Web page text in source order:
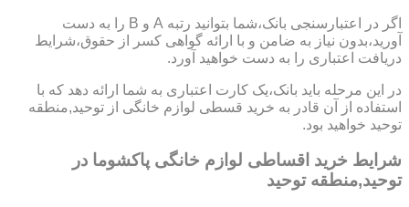
اگر در اعتبارسنجی بانک،شما بتوانید رتبه A و B را به دست
آورید،بدون نیاز به ضامن و با ارائه گواهی کسر از حقوق،شرایط
دریافت اعتباری را به دست خواهید آورد.
در این مرحله باید بانک،یک کارت اعتباری به شما ارائه دهد که با
استفاده از آن قادر به خرید قسطی لوازم خانگی از توحید,منطقه
توحید خواهید بود.
شرایط خرید اقساطی لوازم خانگی پاکشوما در
توحید,منطقه توحید